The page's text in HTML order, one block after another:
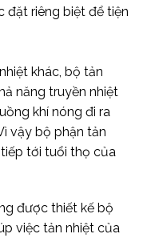
đặt riêng biệt để tiện
khác, bộ tản
năng truyền nhiệt
khí nóng đi ra
vậy bộ phận tản
tới tuổi thọ của
được thiết kế bộ
việc tản nhiệt của